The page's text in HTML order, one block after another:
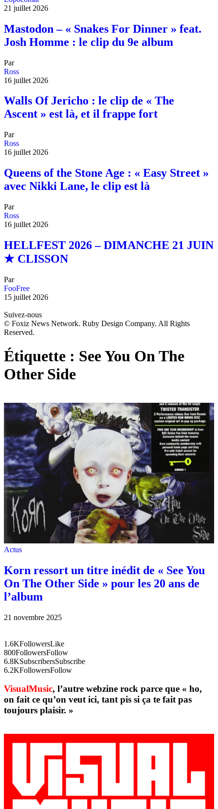
21 juillet 2026
Mastodon – « Snakes For Dinner » feat.
Josh Homme : le clip du 9e album
Par
Ross
16 juillet 2026
Walls Of Jericho : le clip de « The
Ascent » est là, et il frappe fort
Par
Ross
16 juillet 2026
Queens of the Stone Age : « Easy Street »
avec Nikki Lane, le clip est là
Par
Ross
16 juillet 2026
HELLFEST 2026 – DIMANCHE 21 JUIN
★ CLISSON
Par
FooFree
15 juillet 2026
Suivez-nous
© Foxiz News Network. Ruby Design Company. All Rights
Reserved.
Étiquette : See You On The
Other Side
Actus
Korn ressort un titre inédit de « See You
On The Other Side » pour les 20 ans de
l’album
21 novembre 2025
1.6KFollowersLike
800FollowersFollow
6.8KSubscribersSubscribe
6.2KFollowersFollow
VisualMusic, l’autre webzine rock parce que « ho,
on fait ce qu’on veut ici, tant pis si ça te fait pas
toujours plaisir. »